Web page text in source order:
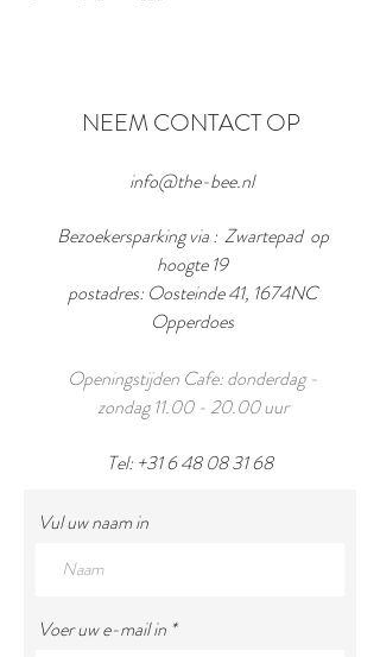
NEEM CONTACT OP
info@the-bee.nl
Bezoekersparking via : Zwartepad op
hoogte 19
postadres: Oosteinde 41, 1674NC
Opperdoes
Openingstijden Cafe: donderdag -
zondag11.00 - 20.00uur
Tel: +31 6 48 08 31 68
Vul uw naam in
Voer uw e-mail in